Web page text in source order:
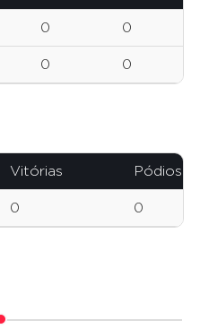
0 0
0 0
Vitórias Pódios
0 0